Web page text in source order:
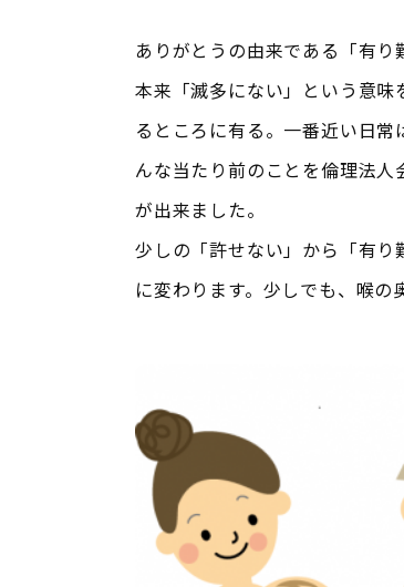
ありがとうの由来である「有り
本来「滅多にない」という意
るところに有る。一番近い日
んな当たり前のことを倫理法
が出来ました。
少しの「許せない」から「有
に変わります。少しでも、喉